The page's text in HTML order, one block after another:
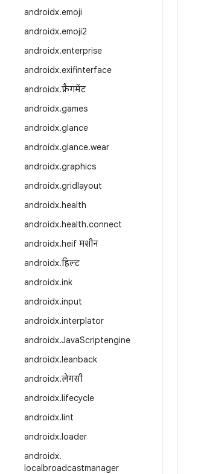
androidx.emoji
androidx.emoji2
androidx.enterprise
androidx.exifinterface
androidx.फ़्रैगमेंट
androidx.games
androidx.glance
androidx.glance.wear
androidx.graphics
androidx.gridlayout
androidx.health
androidx.health.connect
androidx.heif मशीन
androidx.हिल्ट
androidx.ink
androidx.input
androidx.interplator
androidx.JavaScriptengine
androidx.leanback
androidx.लेगसी
androidx.lifecycle
androidx.lint
androidx.loader
androidx.
localbroadcastmanager